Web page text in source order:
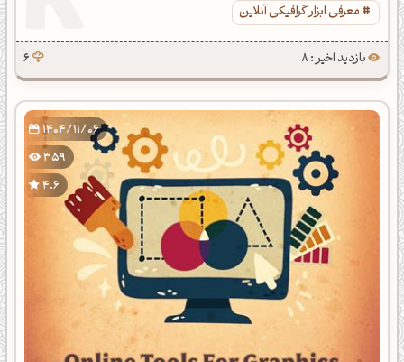
معرفی ابزار گرافیکی آنلاین
بازدید اخیر : 8 6
1404/11/06
359
4.6